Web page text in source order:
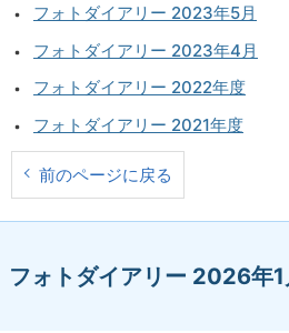
フォトダイアリー 2023年5月
フォトダイアリー 2023年4月
フォトダイアリー 2022年度
フォトダイアリー 2021年度
前のページに戻る
フォトダイアリー 2026年
開